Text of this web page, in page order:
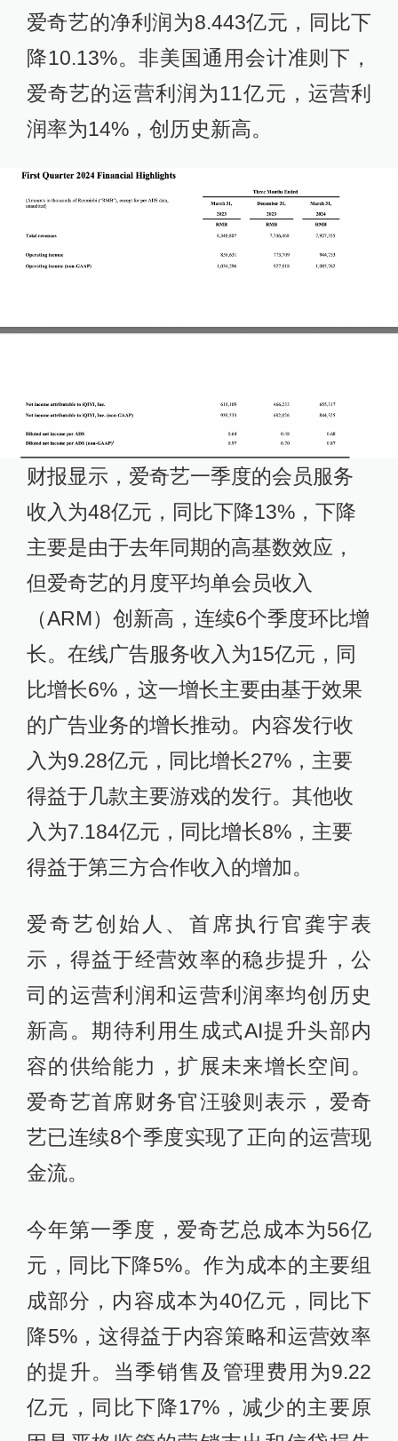
爱奇艺的净利润为8.443亿元，同比下
降10.13%。非美国通用会计准则下，
爱奇艺的运营利润为11亿元，运营利
润率为14%，创历史新高。
财报显示，爱奇艺一季度的会员服务
收入为48亿元，同比下降13%，下降
主要是由于去年同期的高基数效应，
但爱奇艺的月度平均单会员收入
（ARM）创新高，连续6个季度环比增
长。在线广告服务收入为15亿元，同
比增长6%，这一增长主要由基于效果
的广告业务的增长推动。内容发行收
入为9.28亿元，同比增长27%，主要
得益于几款主要游戏的发行。其他收
入为7.184亿元，同比增长8%，主要
得益于第三方合作收入的增加。
爱奇艺创始人、首席执行官龚宇表
示，得益于经营效率的稳步提升，公
司的运营利润和运营利润率均创历史
新高。期待利用生成式AI提升头部内
容的供给能力，扩展未来增长空间。
爱奇艺首席财务官汪骏则表示，爱奇
艺已连续8个季度实现了正向的运营现
金流。
今年第一季度，爱奇艺总成本为56亿
元，同比下降5%。作为成本的主要组
成部分，内容成本为40亿元，同比下
降5%，这得益于内容策略和运营效率
的提升。当季销售及管理费用为9.22
亿元，同比下降17%，减少的主要原